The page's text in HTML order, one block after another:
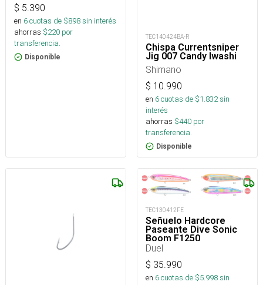
$ 5.390
en 6cuotas de $898sin interés
ahorras $220 por
transferencia.
Disponible
TEC140424BA-R
Chispa Currentsniper
Jig 007 Candy Iwashi
Shimano
$ 10.990
en 6cuotas de $1.832sin
interés
ahorras $440 por
transferencia.
Disponible
TEC130412FE
Señuelo Hardcore
Paseante Dive Sonic
Boom F1250
130MM/35G
Duel
$ 35.990
en 6cuotas de $5.998sin